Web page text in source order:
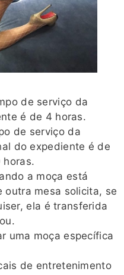
de serviço da
é de 4 horas.
de serviço da
do expediente é de
horas.
a moça está
outra mesa solicita, se
ela é transferida
uma moça específica
de entretenimento